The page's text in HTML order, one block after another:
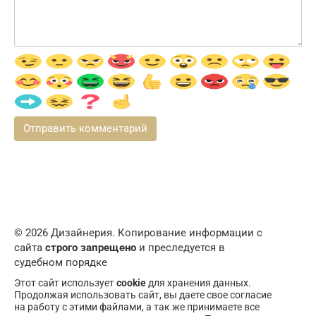
© 2026 Дизайнерия. Копирование информации с
сайта строго запрещено и преследуется в
судебном порядке
Этот сайт используетcookieдля хранения данных.
Продолжая использовать сайт, вы даете свое согласие
на работу с этими файлами, а так же принимаете все